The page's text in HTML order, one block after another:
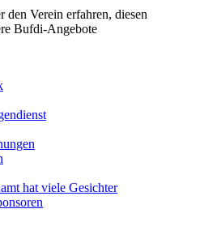
den Verein erfahren, diesen
Bufdi-Angebote
hat viele Gesichter